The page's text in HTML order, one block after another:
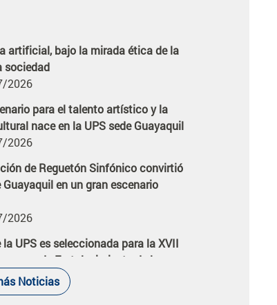
artificial, bajo la mirada ética de la
sociedad
2026
para el talento artístico y la
nace en la UPS sede Guayaquil
2026
de Reguetón Sinfónico convirtió
Guayaquil en un gran escenario
2026
UPS es seleccionada para la XVII
de Fortalecimiento de la
en América Latina
2026
Noticias